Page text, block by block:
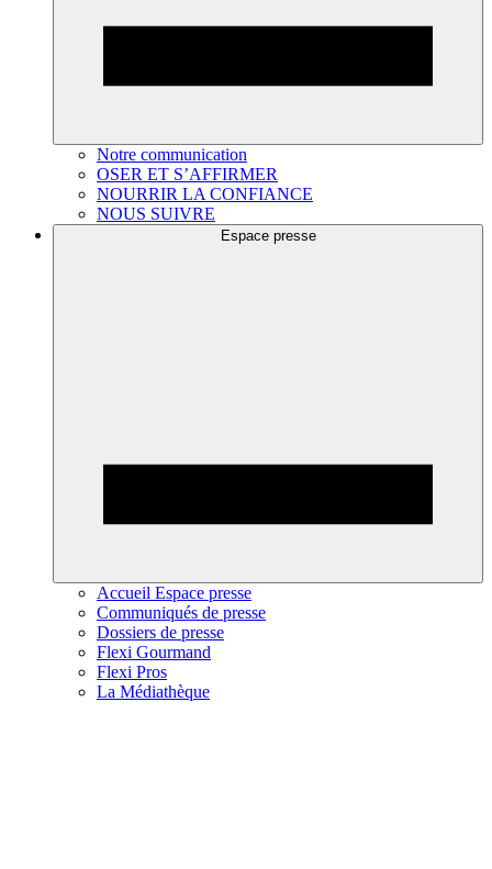
Notre communication
OSER ET S’AFFIRMER
NOURRIR LA CONFIANCE
NOUS SUIVRE
Espace presse
Accueil Espace presse
Communiqués de presse
Dossiers de presse
Flexi Gourmand
Flexi Pros
La Médiathèque